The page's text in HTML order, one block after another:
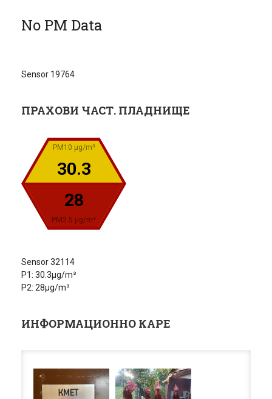
No PM Data
Sensor 19764
ПРАХОВИ ЧАСТ. ПЛАДНИЩЕ
PM10 µg/m³
PM2.5 µg/m³
30.3
28
Sensor 32114
P1: 30.3µg/m³
P2: 28µg/m³
ИНФОРМАЦИОННО КАРЕ